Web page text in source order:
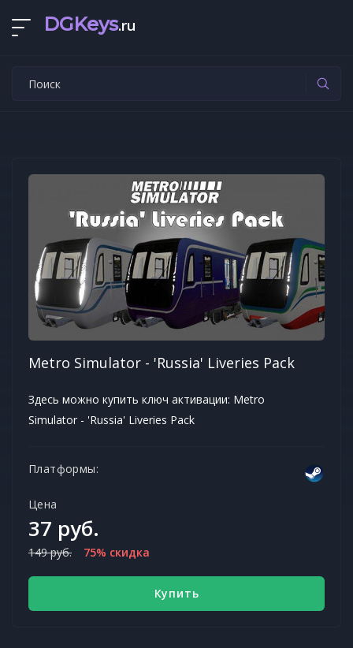
DGKeys.ru
Metro Simulator - 'Russia' Liveries Pack
Здесь можно купить ключ активации: Metro
Simulator - 'Russia' Liveries Pack
Платформы:
Цена
37 руб.
149 руб. 75% скидка
Купить